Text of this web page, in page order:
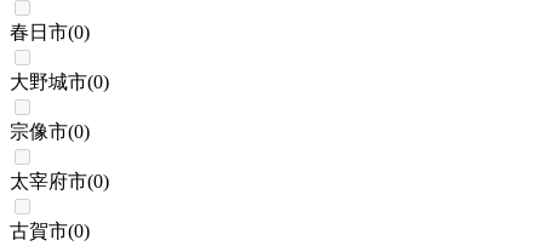
春日市(0)
大野城市(0)
宗像市(0)
太宰府市(0)
古賀市(0)